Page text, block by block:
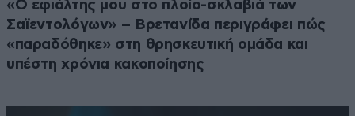
«Ο εφιάλτης μου στο πλοίο-σκλαβιά των
Σαϊεντολόγων» – Βρετανίδα περιγράφει πώς
«παραδόθηκε» στη θρησκευτική ομάδα και
υπέστη χρόνια κακοποίησης